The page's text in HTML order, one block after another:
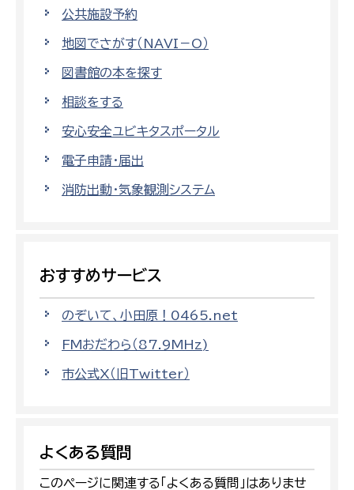
公共施設予約
地図でさがす（NAVI－O）
図書館の本を探す
相談をする
安心安全ユビキタスポータル
電子申請・届出
消防出動・気象観測システム
おすすめサービス
のぞいて、小田原！0465.net
FMおだわら（87.9MHz)
市公式X（旧Twitter）
よくある質問
このページに関連する「よくある質問」はありませ